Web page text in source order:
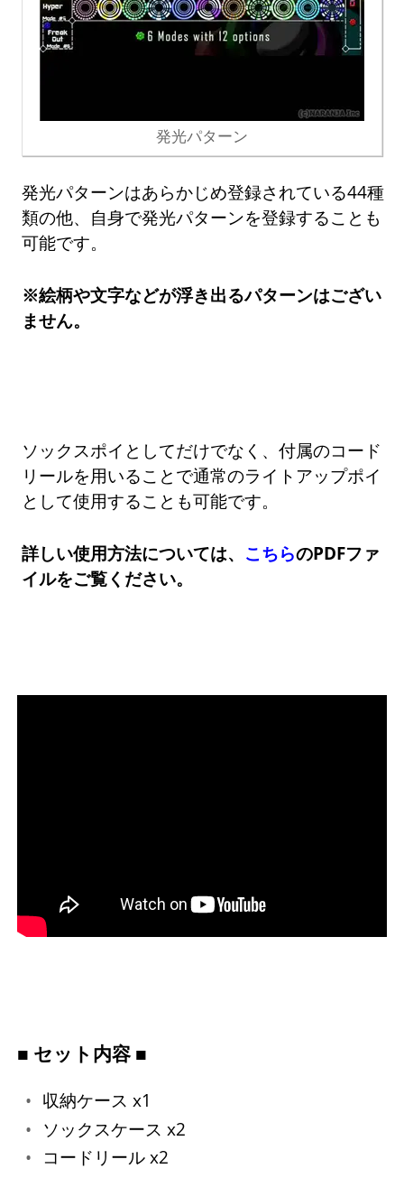
発光パターン
発光パターンはあらかじめ登録されている44種
類の他、自身で発光パターンを登録することも
可能です。
※絵柄や文字などが浮き出るパターンはござい
ません。
ソックスポイとしてだけでなく、付属のコード
リールを用いることで通常のライトアップポイ
として使用することも可能です。
詳しい使用方法については、 こちらのPDFファ
イルをご覧ください。
■ セット内容 ■
収納ケース x1
ソックスケース x2
コードリール x2